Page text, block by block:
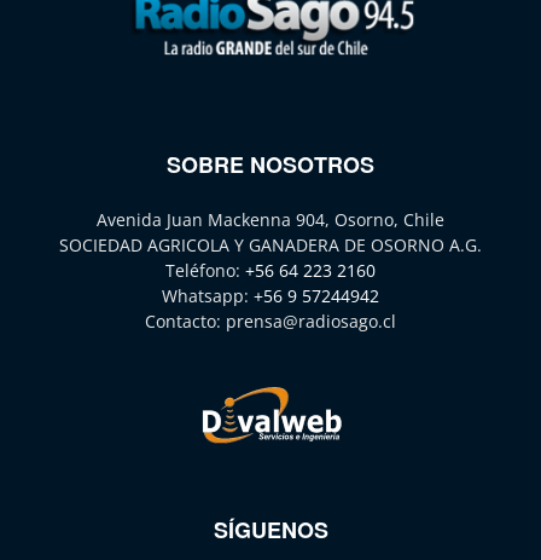
SOBRE NOSOTROS
Avenida Juan Mackenna 904, Osorno, Chile
SOCIEDAD AGRICOLA Y GANADERA DE OSORNO A.G.
Teléfono: +56 64 223 2160
Whatsapp: +56 9 57244942
Contacto: prensa@radiosago.cl
SÍGUENOS